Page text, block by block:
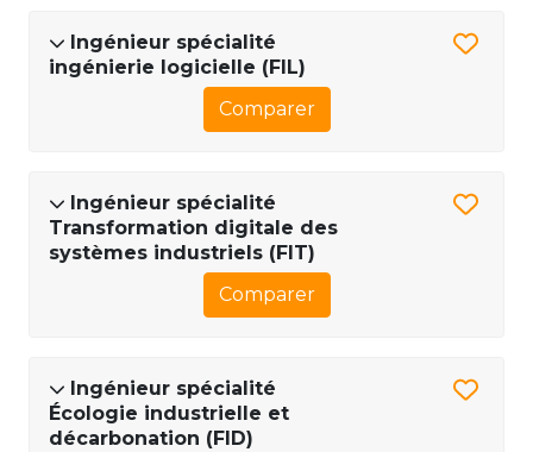
Ingénieur spécialité
ingénierie logicielle (FIL)
Comparer
Ingénieur spécialité
Transformation digitale des
systèmes industriels (FIT)
Comparer
Ingénieur spécialité
Écologie industrielle et
décarbonation (FID)